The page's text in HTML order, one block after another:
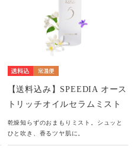
【送料込み】SPEEDIA オース
トリッチオイルセラムミスト
乾燥知らずのおまもりミスト。シュッと
ひと吹き、香るツヤ肌に。